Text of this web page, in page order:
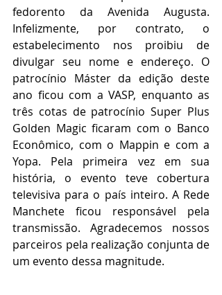
fedorento da Avenida Augusta.
Infelizmente, por contrato, o
estabelecimento nos proibiu de
divulgar seu nome e endereço. O
patrocínio Máster da edição deste
ano ficou com a VASP, enquanto as
três cotas de patrocínio Super Plus
Golden Magic ficaram com o Banco
Econômico, com o Mappin e com a
Yopa. Pela primeira vez em sua
história, o evento teve cobertura
televisiva para o país inteiro. A Rede
Manchete ficou responsável pela
transmissão. Agradecemos nossos
parceiros pela realização conjunta de
um evento dessa magnitude.